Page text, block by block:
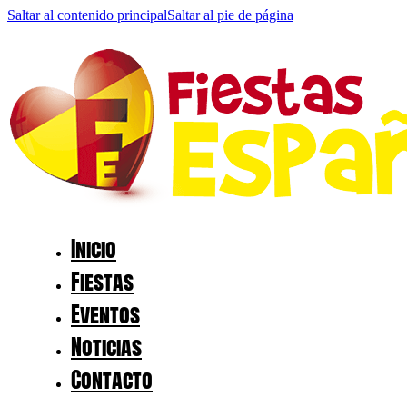
Saltar al contenido principalSaltar al pie de página
Inicio
Fiestas
Eventos
Noticias
Contacto